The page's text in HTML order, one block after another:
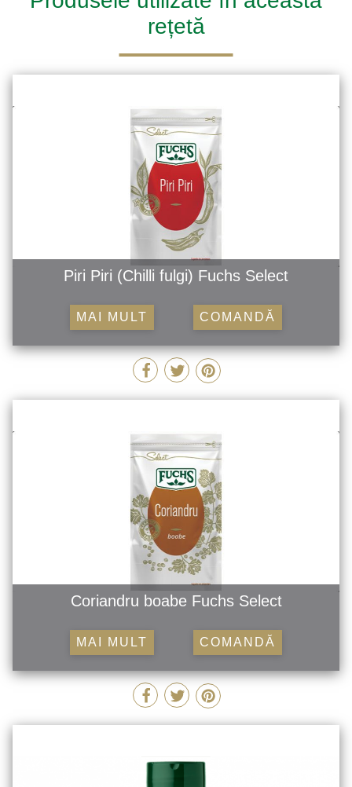
rețetă
Piri Piri (Chilli fulgi) Fuchs Select
MAI MULT COMANDĂ
Coriandru boabe Fuchs Select
MAI MULT COMANDĂ